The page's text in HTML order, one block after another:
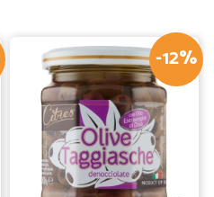
05/04/2019 -12%